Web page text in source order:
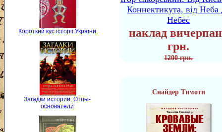
Короткий кус історії України
Загадки истории. Отцы-
основатели
Коннектикута, від Неба
Небес
наклад
грн.
1200 грн.
Снайдер Тимоти